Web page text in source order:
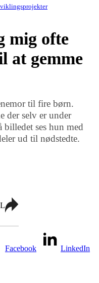
mig ofte
at gemme
til fire børn.
der selv er under
billedet ses hun med
ud til nødstedte.
Facebook LinkedIn